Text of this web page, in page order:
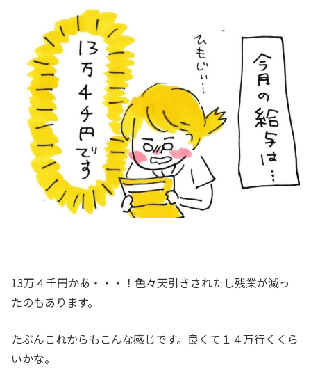
13万４千円かあ・・・！色々天引きされたし残業が減っ
たのもあります。
たぶんこれからもこんな感じです。良くて１４万行くくら
いかな。